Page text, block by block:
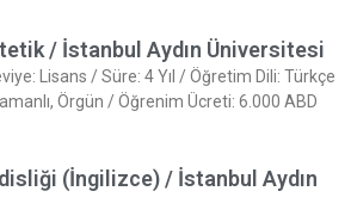
/ İstanbul Aydın Üniversitesi
Lisans / Süre: 4 Yıl / Öğretim Dili: Türkçe
Örgün / Öğrenim Ücreti: 6.000 ABD
(İngilizce) / İstanbul Aydın